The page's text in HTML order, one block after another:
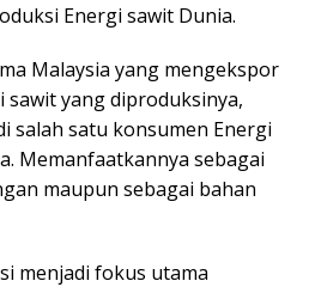
Energi sawit Dunia.
Malaysia yang mengekspor
sawit yang diproduksinya,
salah satu konsumen Energi
Memanfaatkannya sebagai
maupun sebagai bahan
menjadi fokus utama